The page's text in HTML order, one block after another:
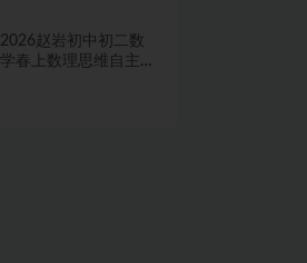
2026赵岩初中初二数
学春上数理思维自主